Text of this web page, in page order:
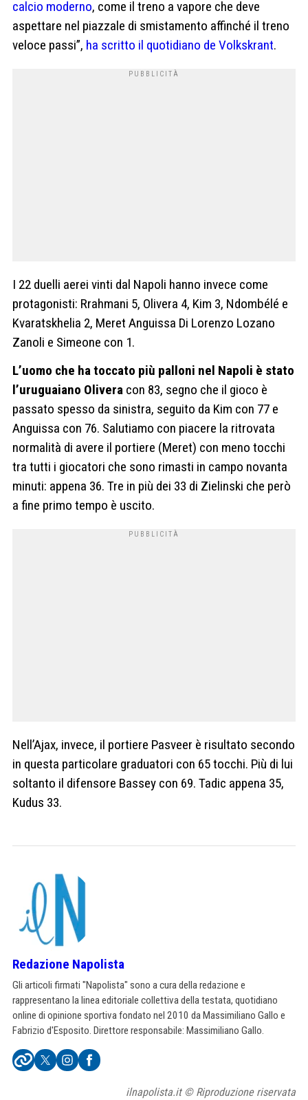
calcio moderno, come il treno a vapore che deve
aspettare nel piazzale di smistamento affinché il treno
veloce passi”, ha scritto il quotidiano de Volkskrant.
I 22 duelli aerei vinti dal Napoli hanno invece come
protagonisti: Rrahmani 5, Olivera 4, Kim 3, Ndombélé e
Kvaratskhelia 2, Meret Anguissa Di Lorenzo Lozano
Zanoli e Simeone con 1.
L’uomo che ha toccato più palloni nel Napoli è stato
l’uruguaiano Olivera con 83, segno che il gioco è
passato spesso da sinistra, seguito da Kim con 77 e
Anguissa con 76. Salutiamo con piacere la ritrovata
normalità di avere il portiere (Meret) con meno tocchi
tra tutti i giocatori che sono rimasti in campo novanta
minuti: appena 36. Tre in più dei 33 di Zielinski che però
a fine primo tempo è uscito.
Nell’Ajax, invece, il portiere Pasveer è risultato secondo
in questa particolare graduatori con 65 tocchi. Più di lui
soltanto il difensore Bassey con 69. Tadic appena 35,
Kudus 33.
Redazione Napolista
Gli articoli firmati "Napolista" sono a cura della redazione e
rappresentano la linea editoriale collettiva della testata, quotidiano
online di opinione sportiva fondato nel 2010 da Massimiliano Gallo e
Fabrizio d'Esposito. Direttore responsabile: Massimiliano Gallo.
ilnapolista.it © Riproduzione riservata